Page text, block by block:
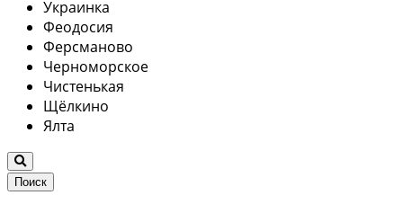
Украинка
Феодосия
Ферсманово
Черноморское
Чистенькая
Щёлкино
Ялта
Поиск